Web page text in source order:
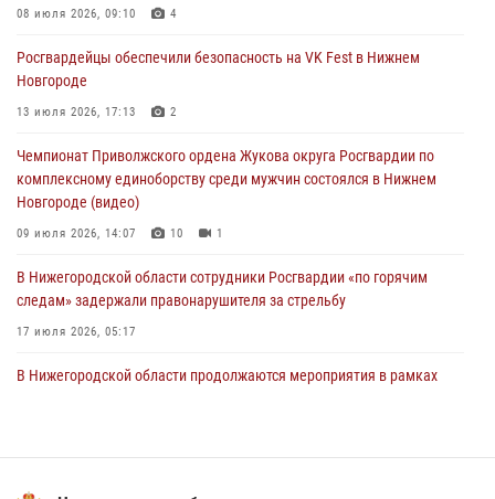
Нижегородские росгвардейцы за прошедшую неделю выезжали
13 июля 2026, 06:45
Росгвардейцы предотвратили серию краж в Нижнем Новгороде
08 июля 2026, 09:10 4
Росгвардейцы обеспечили безопасность на VK Fest в Нижнем
Новгороде
13 июля 2026, 17:13 2
Чемпионат Приволжского ордена Жукова округа Росгвардии по
комплексному единоборству среди мужчин состоялся в Нижнем
Новгороде (видео)
09 июля 2026, 14:07 10 1
В Нижегородской области сотрудники Росгвардии «по горячим
следам» задержали правонарушителя за стрельбу
17 июля 2026, 05:17
В Нижегородской области продолжаются мероприятия в рамках